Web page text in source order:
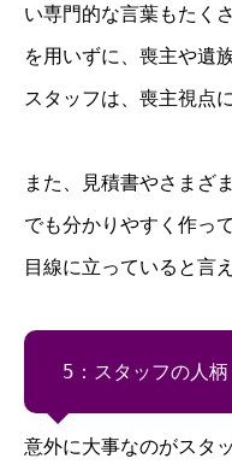
い専門的な言葉もたく
を用いずに、喪主や遺
スタッフは、喪主視点
また、見積書やさまざ
でも分かりやすく作っ
目線に立っていると言
5：スタッフの人
意外に大事なのがスタ